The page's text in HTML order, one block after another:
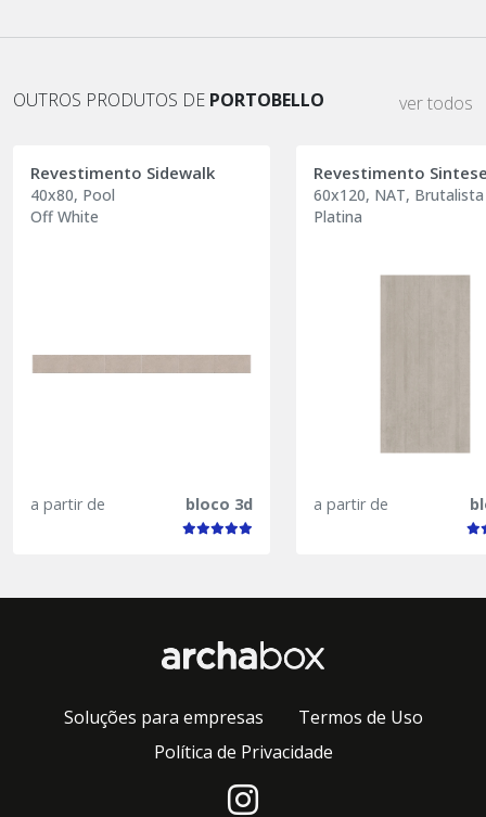
OUTROS PRODUTOS DE PORTOBELLO ver todos
Revestimento Sidewalk
40x80, Pool
Off White
a partir de bloco 3d
Revestimento
60x120, NAT, Brutalista
Platina
a partir de
Soluções para empresas
Termos de Uso
Política de Privacidade